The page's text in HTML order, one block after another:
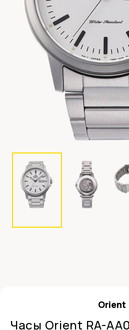
Orient
Часы Orient RA-